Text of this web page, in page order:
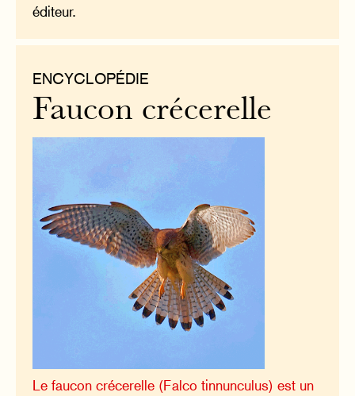
éditeur.
ENCYCLOPÉDIE
Faucon crécerelle
Le faucon crécerelle (Falco tinnunculus) est un